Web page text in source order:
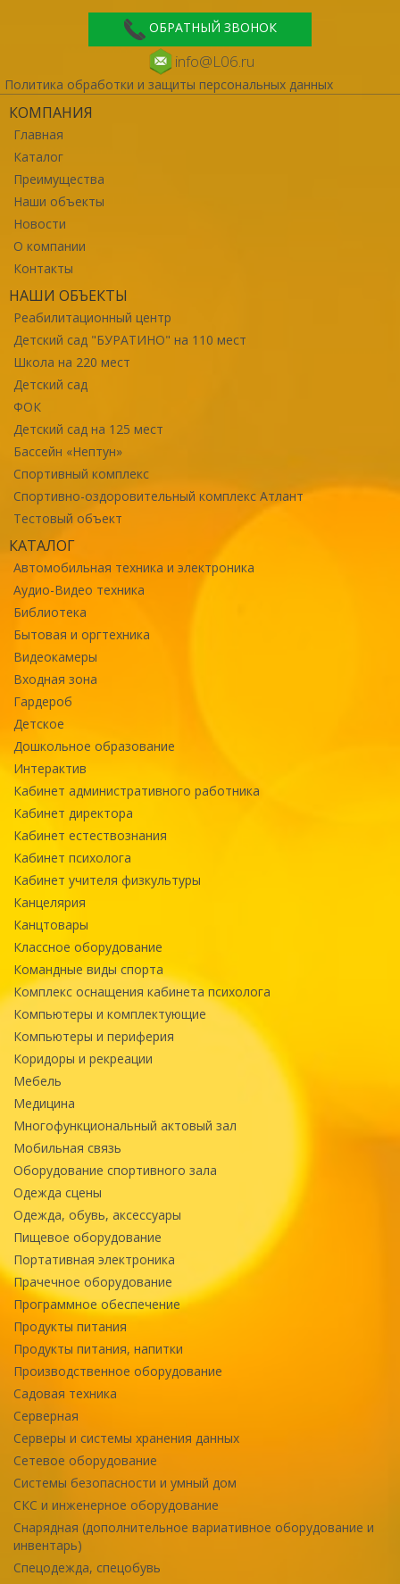
ОБРАТНЫЙ ЗВОНОК
info@L06.ru
Политика обработки и защиты персональных данных
КОМПАНИЯ
Главная
Каталог
Преимущества
Наши объекты
Новости
О компании
Контакты
НАШИ ОБЪЕКТЫ
Реабилитационный центр
Детский сад "БУРАТИНО" на 110 мест
Школа на 220 мест
Детский сад
ФОК
Детский сад на 125 мест
Бассейн «Нептун»
Спортивный комплекс
Спортивно-оздоровительный комплекс Атлант
Тестовый объект
КАТАЛОГ
Автомобильная техника и электроника
Аудио-Видео техника
Библиотека
Бытовая и оргтехника
Видеокамеры
Входная зона
Гардероб
Детское
Дошкольное образование
Интерактив
Кабинет административного работника
Кабинет директора
Кабинет естествознания
Кабинет психолога
Кабинет учителя физкультуры
Канцелярия
Канцтовары
Классное оборудование
Командные виды спорта
Комплекс оснащения кабинета психолога
Компьютеры и комплектующие
Компьютеры и периферия
Коридоры и рекреации
Мебель
Медицина
Многофункциональный актовый зал
Мобильная связь
Оборудование спортивного зала
Одежда сцены
Одежда, обувь, аксессуары
Пищевое оборудование
Портативная электроника
Прачечное оборудование
Программное обеспечение
Продукты питания
Продукты питания, напитки
Производственное оборудование
Садовая техника
Серверная
Серверы и системы хранения данных
Сетевое оборудование
Системы безопасности и умный дом
СКС и инженерное оборудование
Снарядная (дополнительное вариативное оборудование и
инвентарь)
Спецодежда, спецобувь